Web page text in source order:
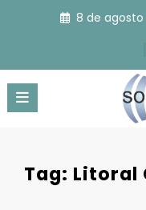
8 de
Tag: Litoral